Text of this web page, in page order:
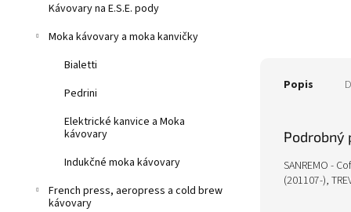
Kávovary na E.S.E. pody
Moka kávovary a moka kanvičky
Bialetti
Pedrini
Elektrické kanvice a Moka
kávovary
Indukčné moka kávovary
French press, aeropress a cold brew
kávovary
Popis
Podrobný
SANREMO -
(201107-),